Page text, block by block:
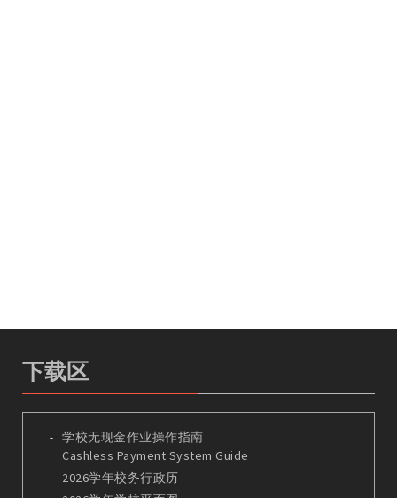
下载区
学校无现金作业操作指南
Cashless Payment System Guide
2026学年校务行政历